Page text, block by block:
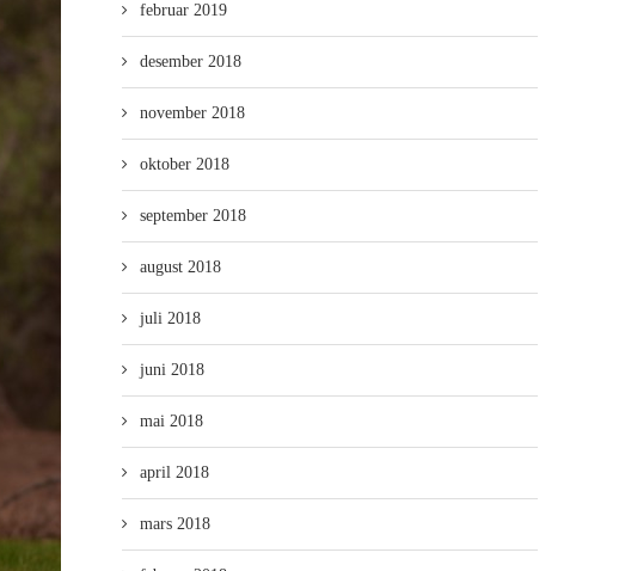
februar 2019
desember 2018
november 2018
oktober 2018
september 2018
august 2018
juli 2018
juni 2018
mai 2018
april 2018
mars 2018